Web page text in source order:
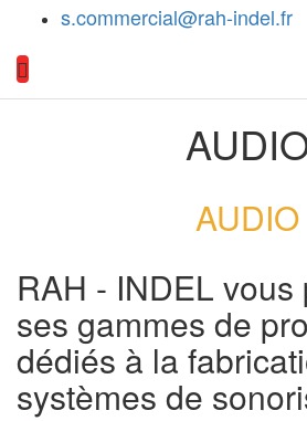
s.commercial@rah-indel.fr
AUDIO
RAH - INDEL vous
ses gammes de
dédiés à la
systèmes de